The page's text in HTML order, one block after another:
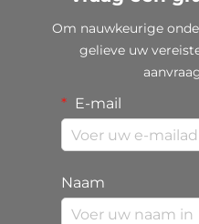
Om nauwkeurige
gelieve uw
E-mail
Naam